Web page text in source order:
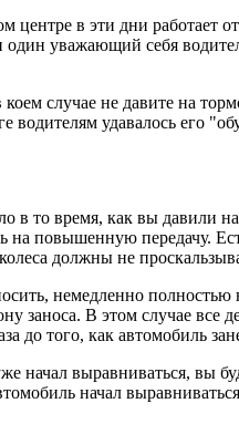
центре в эти дни работает
один уважающий себя
случае не давите на
водителям удавалось его
в то время, как вы давили
на повышенную передачу.
должны не
немедленно
заноса. В этом случае
до того, как автомобиль
начал выравниваться, вы
начал